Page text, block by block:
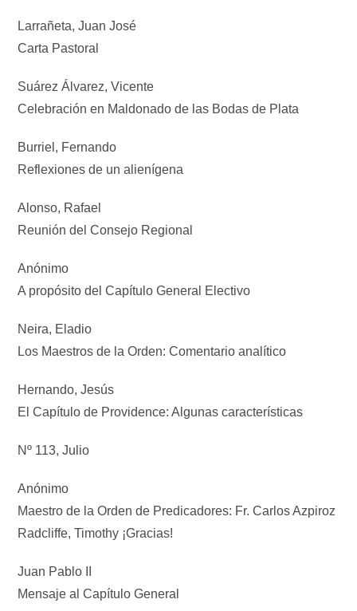
Larrañeta, Juan José
Carta Pastoral
Suárez Álvarez, Vicente
Celebración en Maldonado de las Bodas de Plata
Burriel, Fernando
Reflexiones de un alienígena
Alonso, Rafael
Reunión del Consejo Regional
Anónimo
A propósito del Capítulo General Electivo
Neira, Eladio
Los Maestros de la Orden: Comentario analítico
Hernando, Jesús
El Capítulo de Providence: Algunas características
Nº 113, Julio
Anónimo
Maestro de la Orden de Predicadores: Fr. Carlos Azpiroz
Radcliffe, Timothy ¡Gracias!
Juan Pablo II
Mensaje al Capítulo General